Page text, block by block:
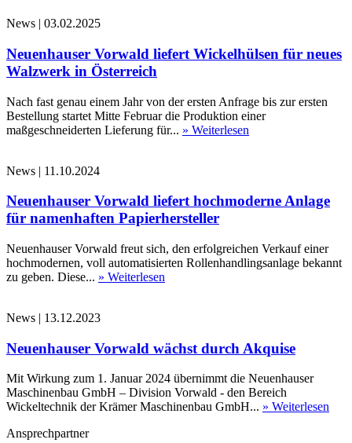
News | 03.02.2025
Neuenhauser Vorwald liefert Wickelhülsen für neues
Walzwerk in Österreich
Nach fast genau einem Jahr von der ersten Anfrage bis zur ersten
Bestellung startet Mitte Februar die Produktion einer
maßgeschneiderten Lieferung für... » Weiterlesen
News | 11.10.2024
Neuenhauser Vorwald liefert hochmoderne Anlage
für namenhaften Papierhersteller
Neuenhauser Vorwald freut sich, den erfolgreichen Verkauf einer
hochmodernen, voll automatisierten Rollenhandlingsanlage bekannt
zu geben. Diese... » Weiterlesen
News | 13.12.2023
Neuenhauser Vorwald wächst durch Akquise
Mit Wirkung zum 1. Januar 2024 übernimmt die Neuenhauser
Maschinenbau GmbH – Division Vorwald - den Bereich
Wickeltechnik der Krämer Maschinenbau GmbH... » Weiterlesen
Ansprechpartner